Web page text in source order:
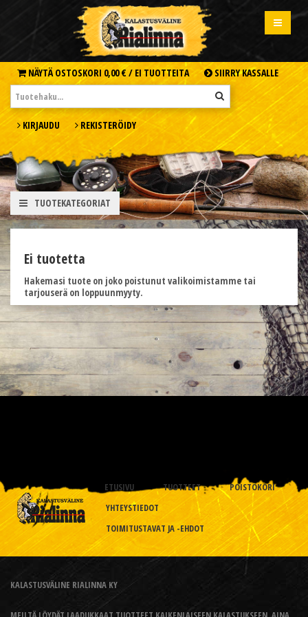
NÄYTÄ OSTOSKORI 0,00 € / EI TUOTTEITA SIIRRY KASSALLE
KIRJAUDU REKISTERÖIDY
TUOTEKATEGORIAT
Ei tuotetta
Hakemasi tuote on joko poistunut valikoimistamme tai
tarjouserä on loppuunmyyty.
ETUSIVU TUOTTEET
POISTOKORI
YHTEYSTIEDOT
TOIMITUSTAVAT JA -EHDOT
KALASTUSVÄLINE RIALINNA KY